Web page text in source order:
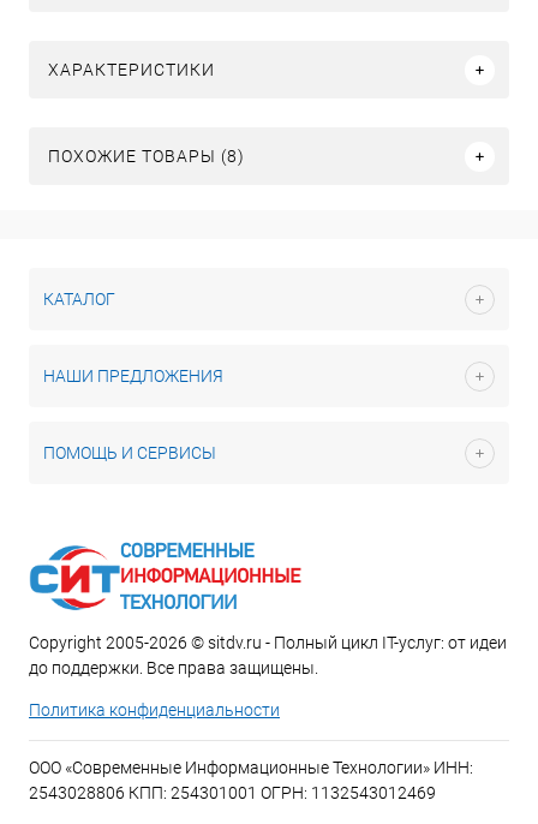
ХАРАКТЕРИСТИКИ
ПОХОЖИЕ ТОВАРЫ (8)
КАТАЛОГ
НАШИ ПРЕДЛОЖЕНИЯ
ПОМОЩЬ И СЕРВИСЫ
Copyright 2005-2026 © sitdv.ru - Полный цикл IT-услуг: от идеи
до поддержки. Все права защищены.
Политика конфиденциальности
ООО «Современные Информационные Технологии» ИНН:
2543028806 КПП: 254301001 ОГРН: 1132543012469